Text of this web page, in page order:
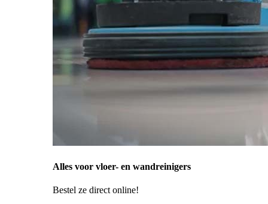
Alles voor vloer- en wandreinigers
Bestel ze direct online!